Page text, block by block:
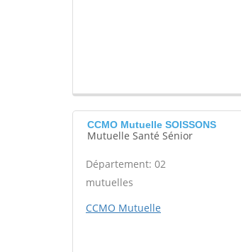
CCMO Mutuelle SOISSONS
Mutuelle Santé Sénior
Département: 02
mutuelles
CCMO Mutuelle